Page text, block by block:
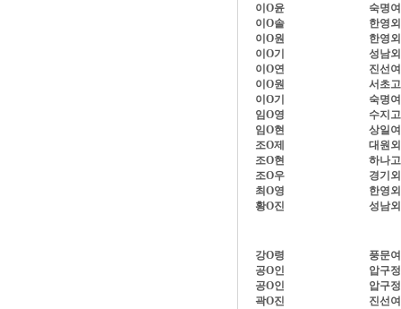
이O윤
숙명
이O솔
한영
이O원
한영
이O기
성남
이O연
진선
이O원
서초고
이O기
숙명
임O영
수지고
임O현
상일
조O제
대원
조O현
하나고
조O우
경기
최O영
한영
황O진
성남
강O령
풍문
공O인
압구
공O인
압구
곽O진
진선